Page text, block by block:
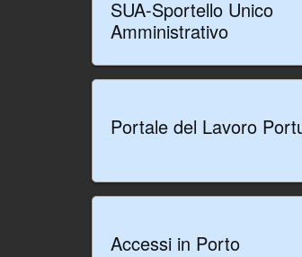
SUA-Sportello Unico
Amministrativo
Portale del Lavoro
Accessi in Porto